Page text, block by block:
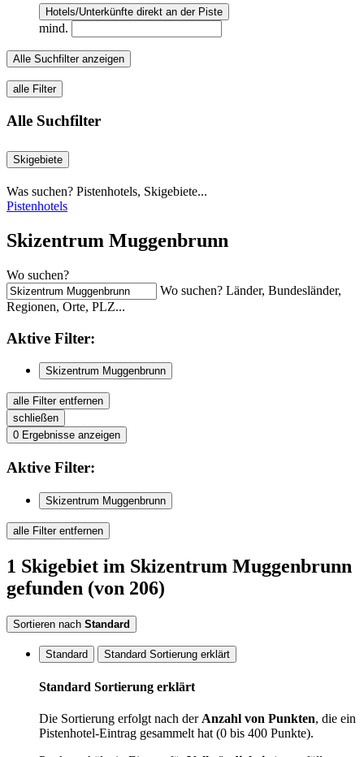
Hotels/Unterkünfte direkt an der Piste
mind.
Alle Suchfilter anzeigen
alle Filter
Alle Suchfilter
Skigebiete
Was suchen? Pistenhotels, Skigebiete...
Pistenhotels
Skizentrum Muggenbrunn
Wo suchen?
Wo suchen? Länder, Bundesländer,
Regionen, Orte, PLZ...
Aktive Filter:
Skizentrum Muggenbrunn
alle Filter entfernen
schließen
0 Ergebnisse anzeigen
Aktive Filter:
Skizentrum Muggenbrunn
alle Filter entfernen
1 Skigebiet im Skizentrum Muggenbrunn
gefunden (von 206)
Sortieren nach Standard
Standard Standard Sortierung erklärt
Standard Sortierung erklärt
Die Sortierung erfolgt nach der Anzahl von Punkten, die ein
Pistenhotel-Eintrag gesammelt hat (0 bis 400 Punkte).